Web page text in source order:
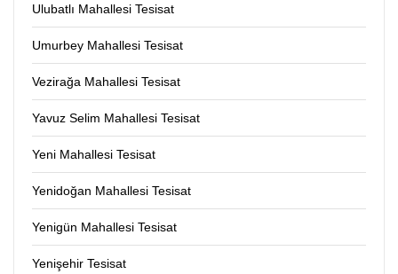
Ulubatlı Mahallesi Tesisat
Umurbey Mahallesi Tesisat
Vezirağa Mahallesi Tesisat
Yavuz Selim Mahallesi Tesisat
Yeni Mahallesi Tesisat
Yenidoğan Mahallesi Tesisat
Yenigün Mahallesi Tesisat
Yenişehir Tesisat